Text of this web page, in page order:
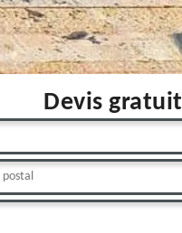
Devis gratuit